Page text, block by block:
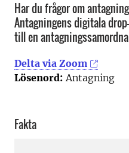
Har du frågor om
Antagningens digitala
till en
Delta via Zoom
Lösenord: Antagning
Fakta